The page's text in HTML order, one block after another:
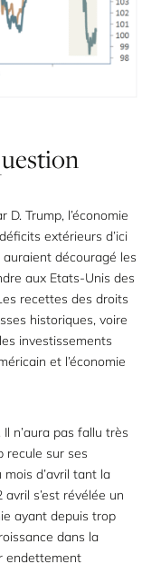
D. Trump, l’économie
extérieurs d’ici
découragé les
aux Etats-Unis des
recettes des droits
historiques, voire
investissements
et l’économie
n’aura pas fallu très
recule sur ses
d’avril tant la
s’est révélée un
ayant depuis trop
dans la
endettement